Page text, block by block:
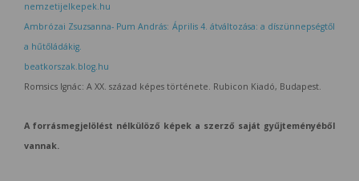
nemzetijelkepek.hu
Ambrózai Zsuzsanna- Pum András: Április 4. átváltozása: a díszünnepségtől
a hűtőládákig.
beatkorszak.blog.hu
Romsics Ignác: A XX. század képes története. Rubicon Kiadó, Budapest.
A forrásmegjelölést nélkülöző képek a szerző saját gyűjteményéből
vannak.